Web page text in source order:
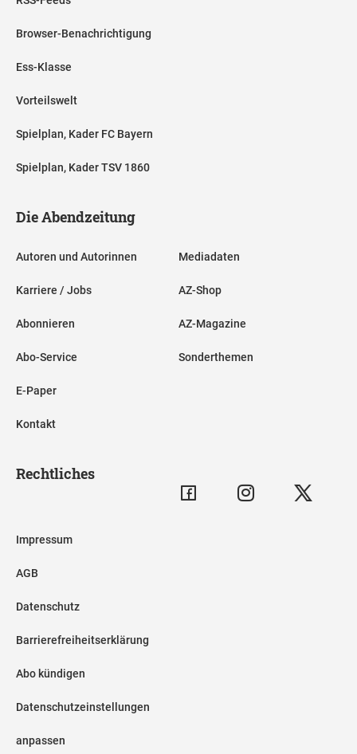
Browser-Benachrichtigung
Ess-Klasse
Vorteilswelt
Spielplan, Kader FC Bayern
Spielplan, Kader TSV 1860
Die Abendzeitung
Autoren und Autorinnen
Karriere / Jobs
Abonnieren
Abo-Service
E-Paper
Kontakt
Mediadaten
AZ-Shop
AZ-Magazine
Sonderthemen
Rechtliches
Impressum
AGB
Datenschutz
Barrierefreiheitserklärung
Abo kündigen
Datenschutzeinstellungen
anpassen